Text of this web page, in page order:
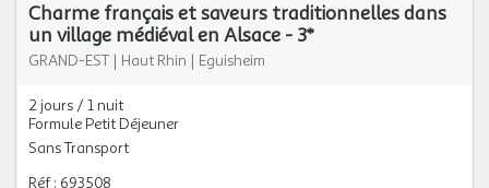
Charme français et saveurs traditionnelles dans
un village médiéval en Alsace - 3*
GRAND-EST | Haut Rhin | Eguisheim
2 jours / 1 nuit
Formule Petit Déjeuner
Sans Transport
Réf : 693508